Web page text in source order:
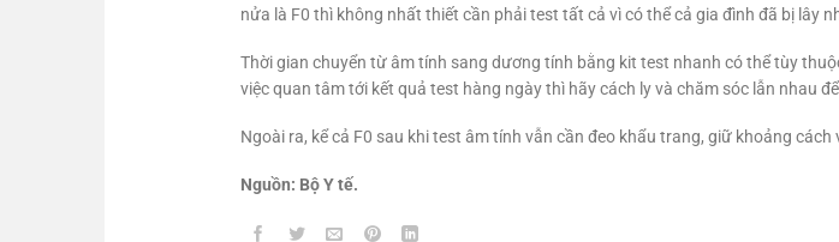
nửa là F0 thì không nhất thiết cần phải test tất cả vì có thể cả gia đình đã bị lây
Thời gian chuyển từ âm tính sang dương tính bằng kit test nhanh có thể tùy
việc quan tâm tới kết quả test hàng ngày thì hãy cách ly và chăm sóc lẫn nhau
Ngoài ra, kể cả F0 sau khi test âm tính vẫn cần đeo khẩu trang, giữ khoảng
Nguồn: Bộ Y tế.